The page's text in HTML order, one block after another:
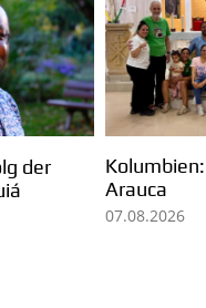
Seelsorgeeinheit
Unterschneidheim
verabschiedet Pater